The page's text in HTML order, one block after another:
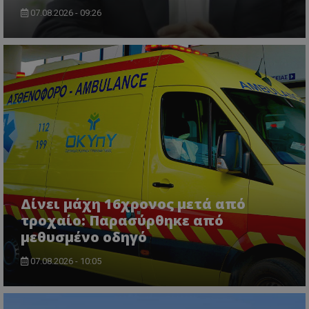
07.08.2026 - 09:26
Δίνει μάχη 16χρονος μετά από
τροχαίο: Παρασύρθηκε από
μεθυσμένο οδηγό
07.08.2026 - 10:05
ASP.NET_SessionId
Microsoft Corporation